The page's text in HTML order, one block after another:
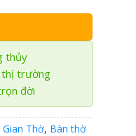
thủy
thị trường
đời
Gian Thờ, Bàn thờ